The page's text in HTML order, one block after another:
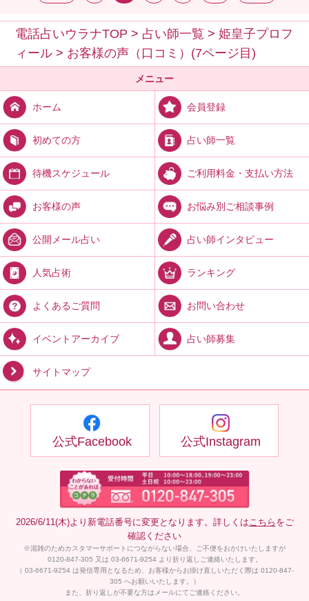
電話占いウラナTOP > 占い師一覧 >姫皇子プロフ
ィール > お客様の声（口コミ）(7ページ目)
メニュー
ホーム 会員登録
初めての方 占い師一覧
待機スケジュール ご利用料金・支払い方法
お客様の声 お悩み別ご相談事例
公開メール占い 占い師インタビュー
人気占術 ランキング
よくあるご質問 お問い合わせ
イベントアーカイブ 占い師募集
サイトマップ
公式Facebook 公式Instagram
2026/6/11(木)より新電話番号に変更となります。詳しくは こちら をご
確認ください
※混雑のためカスタマーサポートにつながらない場合、ご不便をおかけいたしますが
0120-847-305 又は 03-6671-9254 より折り返しご連絡いたします。
（ 03-6671-9254 は発信専用となるため、お客様からお掛け直しいただく際は 0120-847-
305 へお願いいたします。）
また、折り返しが不要な方はメールにてご連絡ください。